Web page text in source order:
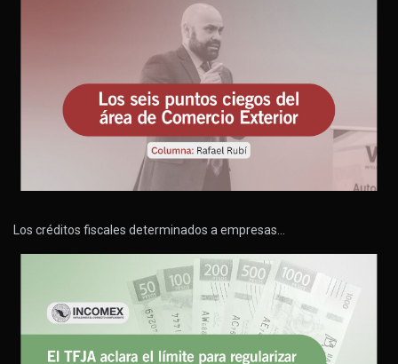
Los créditos fiscales determinados a empresas…